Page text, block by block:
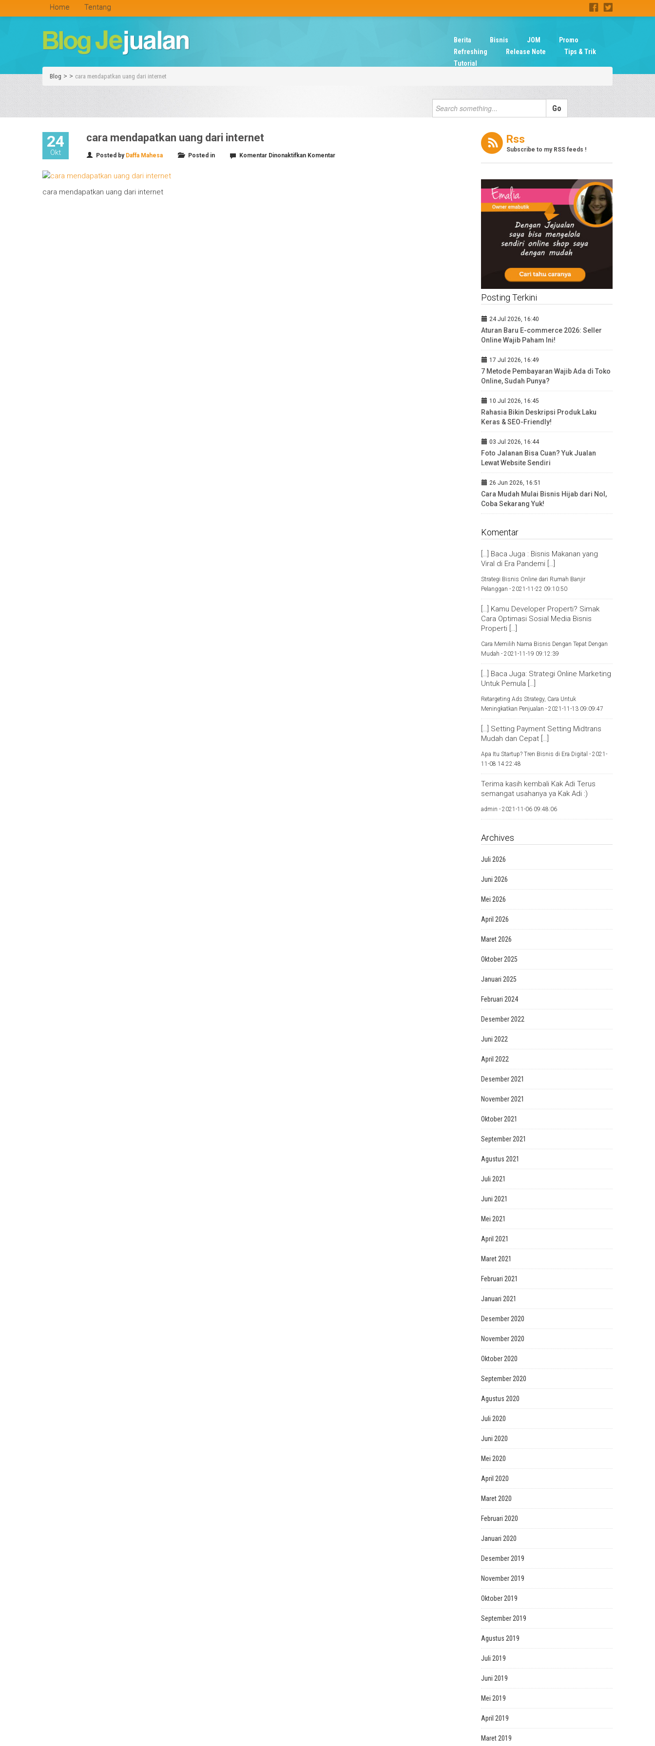
Home Tentang
Berita Bisnis JOM
Promo
Refreshing
Release Note
Tips & Trik
Tutorial
Blog > > cara mendapatkan uang dari internet
24
Okt
cara mendapatkan uang dari internet
Posted by Daffa Mahesa Posted in Komentar Dinonaktifkanpada
Komentar
cara mendapatkan uang dari internet
Rss
Subscribe to my RSS feeds !
Posting Terkini
24 Jul 2026, 16:40
Aturan Baru E-commerce 2026: Seller
Online Wajib Paham Ini!
17 Jul 2026, 16:49
7 Metode Pembayaran Wajib Ada di Toko
Online, Sudah Punya?
10 Jul 2026, 16:45
Rahasia Bikin Deskripsi Produk Laku
Keras & SEO-Friendly!
03 Jul 2026, 16:44
Foto Jalanan Bisa Cuan? Yuk Jualan
Lewat Website Sendiri
26 Jun 2026, 16:51
Cara Mudah Mulai Bisnis Hijab dari Nol,
Coba Sekarang Yuk!
Komentar
[…] Baca Juga : Bisnis Makanan yang
Viral di Era Pandemi […]
Strategi Bisnis Online dari Rumah Banjir
Pelanggan - 2021-11-22 09:10:50
[…] Kamu Developer Properti? Simak
Cara Optimasi Sosial Media Bisnis
Properti […]
Cara Memilih Nama Bisnis Dengan Tepat Dengan
Mudah - 2021-11-19 09:12:39
[…] Baca Juga: Strategi Online Marketing
Untuk Pemula […]
Retargeting Ads Strategy, Cara Untuk
Meningkatkan Penjualan - 2021-11-13 09:09:47
[…] Setting Payment Setting Midtrans
Mudah dan Cepat […]
Apa Itu Startup? Tren Bisnis di Era Digital - 2021-
11-08 14:22:48
Terima kasih kembali Kak Adi Terus
semangat usahanya ya Kak Adi :)
admin - 2021-11-06 09:48:06
Archives
Juli 2026
Juni 2026
Mei 2026
April 2026
Maret 2026
Oktober 2025
Januari 2025
Februari 2024
Desember 2022
Juni 2022
April 2022
Desember 2021
November 2021
Oktober 2021
September 2021
Agustus 2021
Juli 2021
Juni 2021
Mei 2021
April 2021
Maret 2021
Februari 2021
Januari 2021
Desember 2020
November 2020
Oktober 2020
September 2020
Agustus 2020
Juli 2020
Juni 2020
Mei 2020
April 2020
Maret 2020
Februari 2020
Januari 2020
Desember 2019
November 2019
Oktober 2019
September 2019
Agustus 2019
Juli 2019
Juni 2019
Mei 2019
April 2019
Maret 2019